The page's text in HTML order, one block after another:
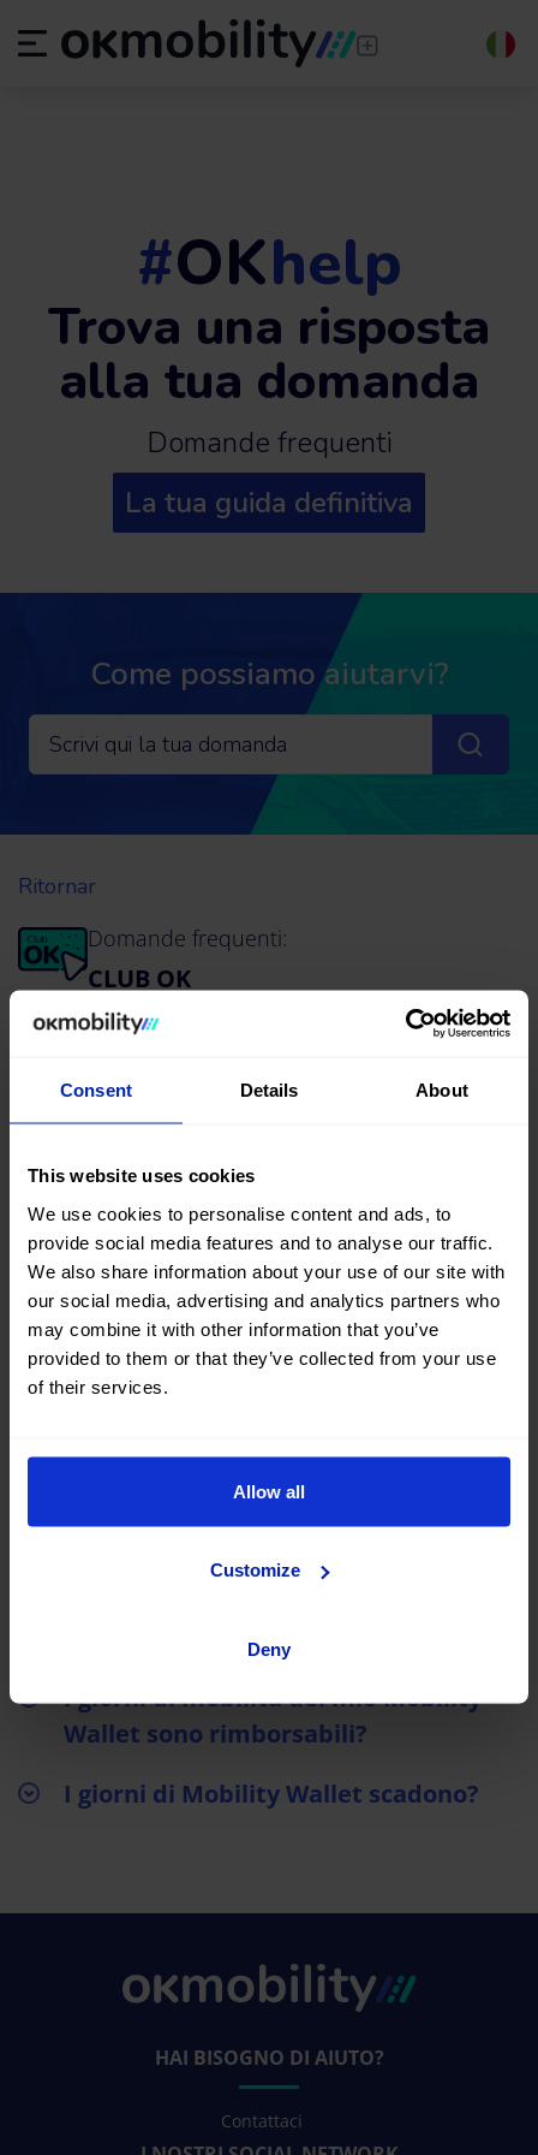
Consent Details About
This website uses cookies
We use cookies to personalise content and ads, to
provide social media features and to analyse our traffic.
We also share information about your use of our site with
our social media, advertising and analytics partners who
may combine it with other information that you’ve
provided to them or that they’ve collected from your use
of their services.
Allow all
Customize
Deny
#OKhelp
Trova una risposta
alla tua domanda
Domande frequenti
La tua guida definitiva
Come possiamo aiutarvi?
Ritornar
Domande frequenti:
CLUB OK
Cos'è il Mobility Wallet?
Quando posso iniziare a usufruire dei
giorni di mobilità del Mobility Wallet?
Posso cancellare una prenotazione
effettuata con i giorni del mio
Mobility Wallet?
Quali tipi di veicoli sono inclusi nei
Mobility Wallet?
I giorni di mobilità del mio Mobility
Wallet sono rimborsabili?
I giorni di Mobility Wallet scadono?
HAI BISOGNO DI AIUTO?
Contattaci